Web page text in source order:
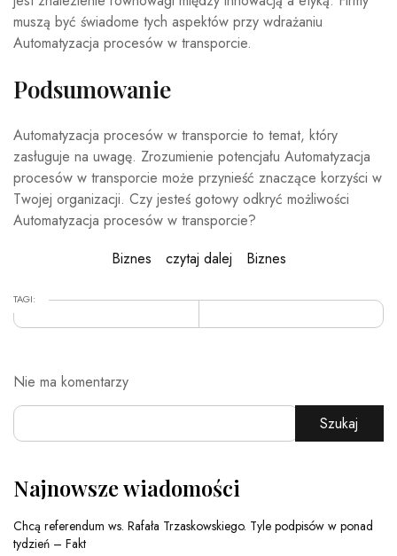
muszą być świadome tych aspektów przy wdrażaniu
Automatyzacja procesów w transporcie.
Podsumowanie
Automatyzacja procesów w transporcie to temat, który
zasługuje na uwagę. Zrozumienie potencjału Automatyzacja
procesów w transporcie może przynieść znaczące korzyści w
Twojej organizacji. Czy jesteś gotowy odkryć możliwości
Automatyzacja procesów w transporcie?
Biznes
czytaj dalej Biznes
TAGI:
Nie ma komentarzy
Szukaj
Najnowsze wiadomości
Chcą referendum ws. Rafała Trzaskowskiego. Tyle podpisów w ponad
tydzień – Fakt